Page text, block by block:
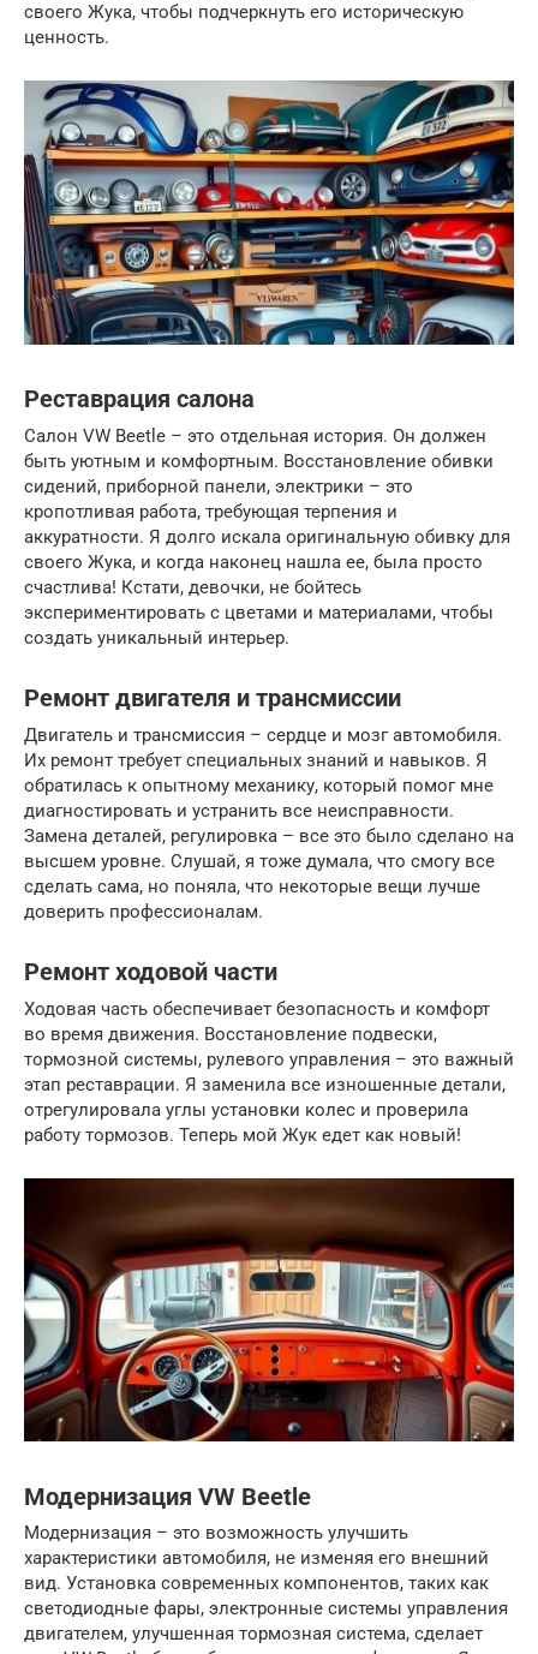
своего Жука, чтобы подчеркнуть его историческую
ценность.
Реставрация салона
Салон VW Beetle – это отдельная история. Он должен
быть уютным и комфортным. Восстановление обивки
сидений, приборной панели, электрики – это
кропотливая работа, требующая терпения и
аккуратности. Я долго искала оригинальную обивку для
своего Жука, и когда наконец нашла ее, была просто
счастлива! Кстати, девочки, не бойтесь
экспериментировать с цветами и материалами, чтобы
создать уникальный интерьер.
Ремонт двигателя и трансмиссии
Двигатель и трансмиссия – сердце и мозг автомобиля.
Их ремонт требует специальных знаний и навыков. Я
обратилась к опытному механику, который помог мне
диагностировать и устранить все неисправности.
Замена деталей, регулировка – все это было сделано на
высшем уровне. Слушай, я тоже думала, что смогу все
сделать сама, но поняла, что некоторые вещи лучше
доверить профессионалам.
Ремонт ходовой части
Ходовая часть обеспечивает безопасность и комфорт
во время движения. Восстановление подвески,
тормозной системы, рулевого управления – это важный
этап реставрации. Я заменила все изношенные детали,
отрегулировала углы установки колес и проверила
работу тормозов. Теперь мой Жук едет как новый!
Модернизация VW Beetle
Модернизация – это возможность улучшить
характеристики автомобиля, не изменяя его внешний
вид. Установка современных компонентов, таких как
светодиодные фары, электронные системы управления
двигателем, улучшенная тормозная система, сделает